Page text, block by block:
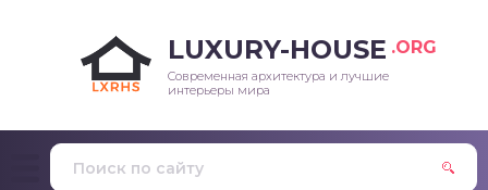
LUXURY-HOUSE .ORG
Современная архитектура и лучшие
интерьеры мира